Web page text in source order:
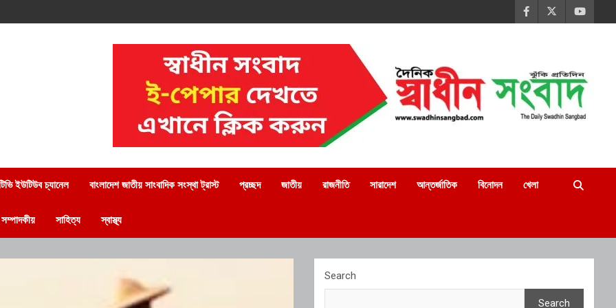
ইউটিউব চ্যানেল বাংলাদেশ জাতীয় সাংবাদিক সংস্থা ট্রাস্ট প্রচ্ছদ জাতীয় রাজনীতি সারাদেশ আন্তর্জাতিক বিনোদন খেলা
সম্পাদকীয় সাহিত্য স্বাস্থ্য
Search
Search